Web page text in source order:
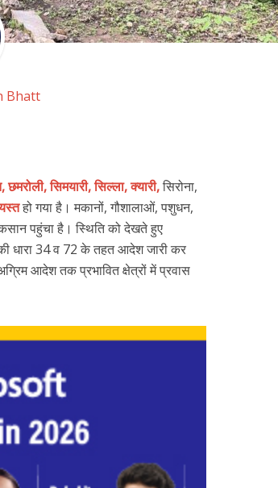
Bhatt
सिमयारी, सिल्ला, क्यारी,सिरोना,
हो गया है। मकानों, गौशालाओं, पशुधन,
पहुंचा है। स्थिति को देखते हुए
धारा 34 व 72 के तहत आदेश जारी कर
आदेश तक प्रभावित क्षेत्रों में प्रवास